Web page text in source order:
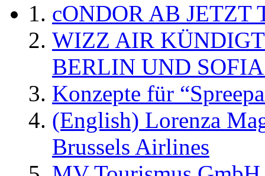
cONDOR AB
WIZZ AIR
BERLIN UND
Konzepte für
(English) Lorenza
Brussels Airlines